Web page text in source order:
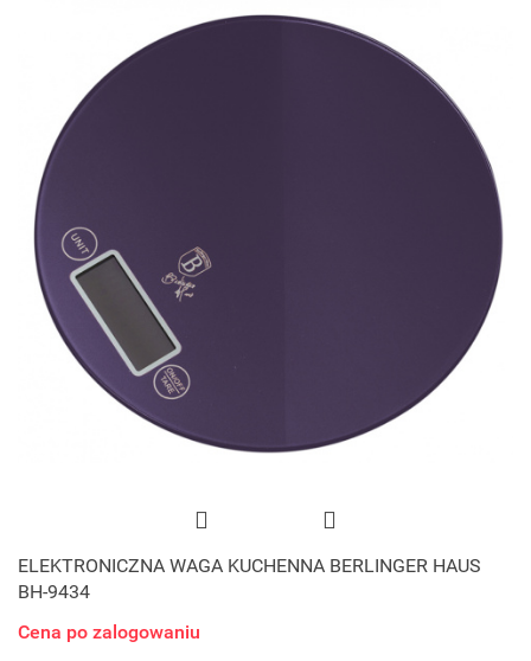
ELEKTRONICZNA WAGA KUCHENNA BERLINGER HAUS
BH-9434
Cena po zalogowaniu